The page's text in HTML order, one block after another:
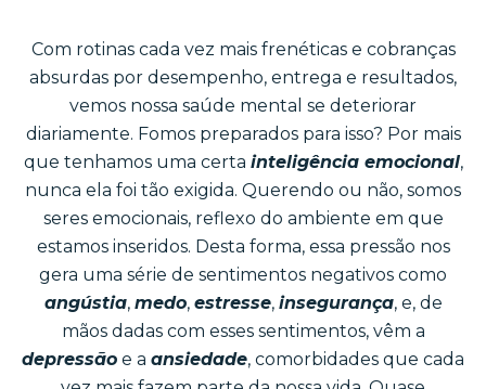
Com rotinas cada vez mais frenéticas e cobranças
absurdas por desempenho, entrega e resultados,
vemos nossa saúde mental se deteriorar
diariamente. Fomos preparados para isso? Por mais
que tenhamos uma certa inteligência emocional,
nunca ela foi tão exigida. Querendo ou não, somos
seres emocionais, reflexo do ambiente em que
estamos inseridos. Desta forma, essa pressão nos
gera uma série de sentimentos negativos como
angústia, medo, estresse, insegurança, e, de
mãos dadas com esses sentimentos, vêm a
depressão e a ansiedade, comorbidades que cada